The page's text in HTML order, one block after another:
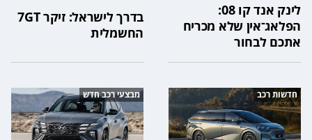
לינק אנד קו 08:
הפלאג־אין שלא מכריח
אתכם לבחור
בדרך לישראל: זיקר 7GT
החשמלית
חדשות רכב מבצעי רכב חדש